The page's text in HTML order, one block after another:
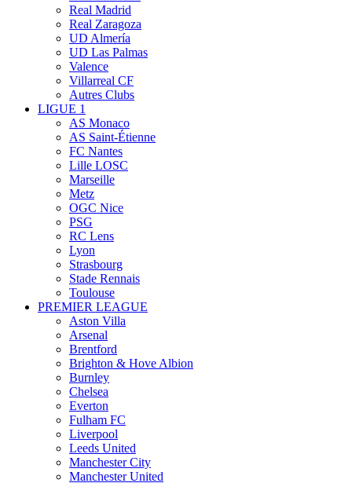
Real Madrid
Real Zaragoza
UD Almería
UD Las Palmas
Valence
Villarreal CF
Autres Clubs
LIGUE 1
AS Monaco
AS Saint-Étienne
FC Nantes
Lille LOSC
Marseille
Metz
OGC Nice
PSG
RC Lens
Lyon
Strasbourg
Stade Rennais
Toulouse
PREMIER LEAGUE
Aston Villa
Arsenal
Brentford
Brighton & Hove Albion
Burnley
Chelsea
Everton
Fulham FC
Liverpool
Leeds United
Manchester City
Manchester United